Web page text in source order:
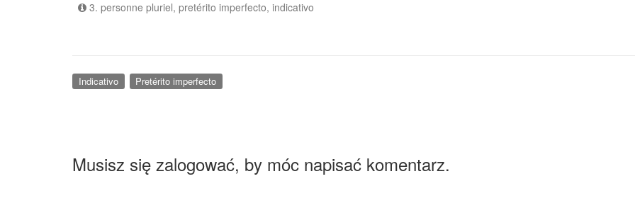
3. personne pluriel, pretérito imperfecto, indicativo
Indicativo Pretérito imperfecto
Musisz się zalogować, by móc napisać komentarz.